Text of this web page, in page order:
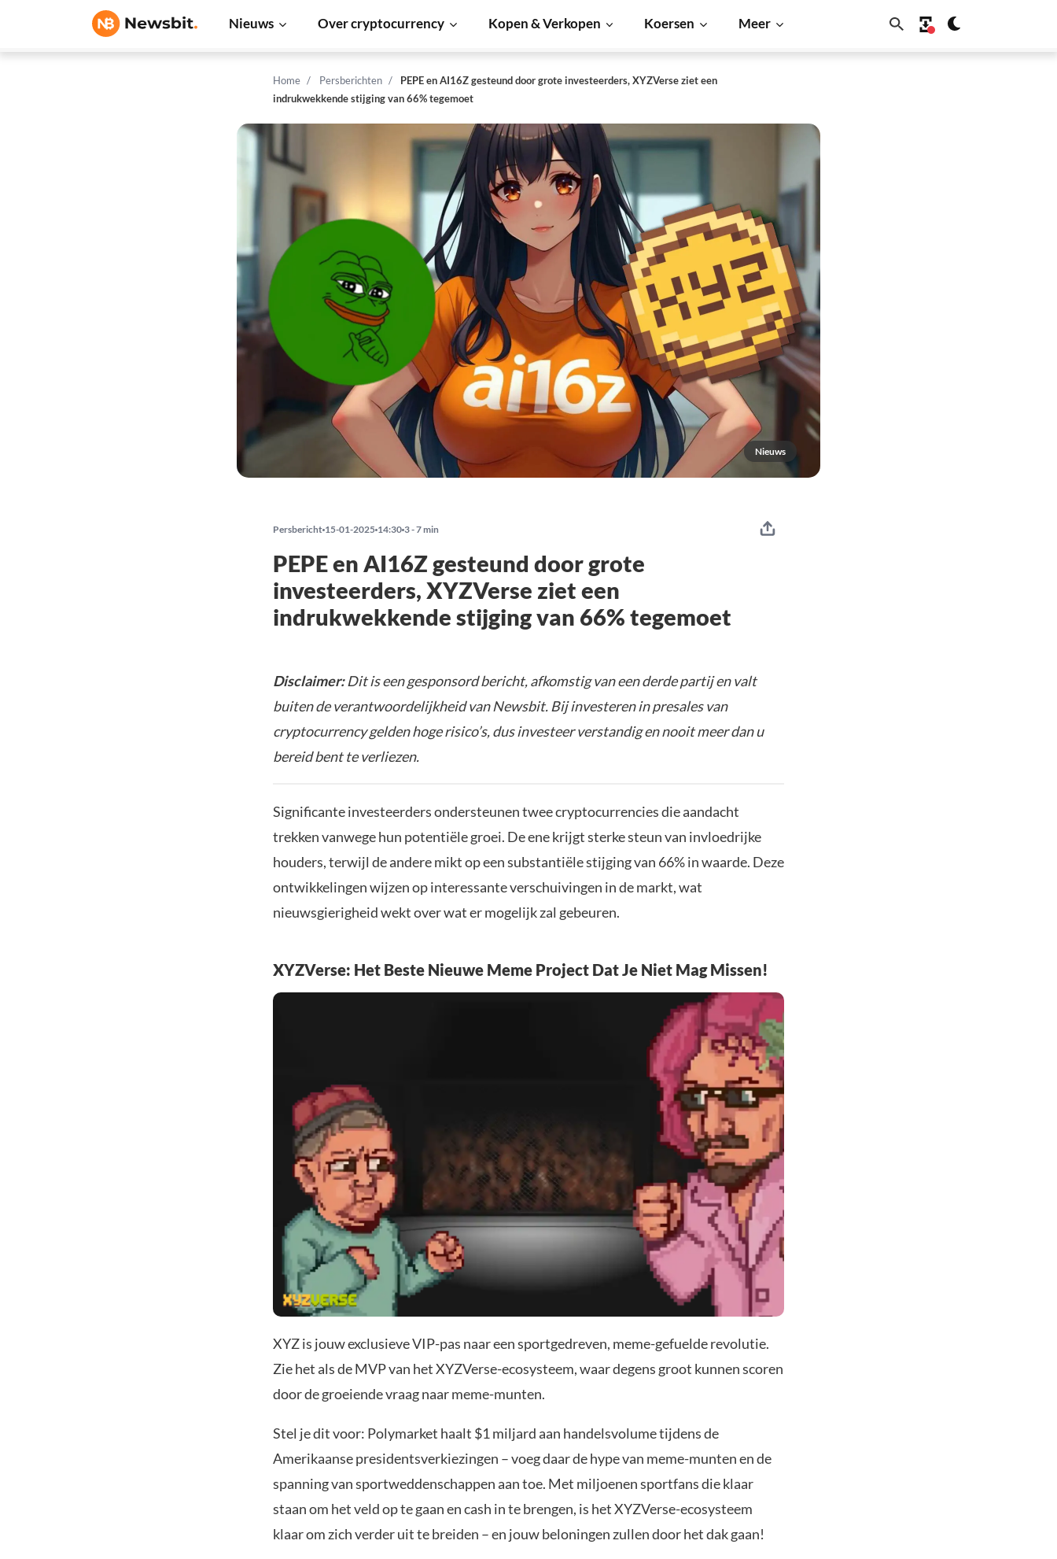
Nieuws Over cryptocurrency Kopen & Verkopen Koersen Meer
Home Persberichten
PEPE en AI16Z gesteund door grote investeerders, XYZVerse ziet een
indrukwekkende stijging van 66% tegemoet
Nieuws
Persbericht 15-01-2025 14:30 3 - 7 min
PEPE en AI16Z gesteund door grote
investeerders, XYZVerse ziet een
indrukwekkende stijging van 66% tegemoet
Disclaimer:Dit is een gesponsord bericht, afkomstig van een derde partij en valt
buiten de verantwoordelijkheid van Newsbit. Bij investeren in presales van
cryptocurrency gelden hoge risico’s, dus investeer verstandig en nooit meer dan u
bereid bent te verliezen.
Significante investeerders ondersteunen twee cryptocurrencies die aandacht
trekken vanwege hun potentiële groei. De ene krijgt sterke steun van invloedrijke
houders, terwijl de andere mikt op een substantiële stijging van 66% in waarde. Deze
ontwikkelingen wijzen op interessante verschuivingen in de markt, wat
nieuwsgierigheid wekt over wat er mogelijk zal gebeuren.
XYZVerse: Het Beste Nieuwe Meme Project Dat Je Niet Mag Missen!
XYZ is jouw exclusieve VIP-pas naar een sportgedreven, meme-gefuelde revolutie.
Zie het als de MVP van het XYZVerse-ecosysteem, waar degens groot kunnen scoren
door de groeiende vraag naar meme-munten.
Stel je dit voor: Polymarket haalt $1 miljard aan handelsvolume tijdens de
Amerikaanse presidentsverkiezingen – voeg daar de hype van meme-munten en de
spanning van sportweddenschappen aan toe. Met miljoenen sportfans die klaar
staan om het veld op te gaan en cash in te brengen, is het XYZVerse-ecosysteem
klaar om zich verder uit te breiden – en jouw beloningen zullen door het dak gaan!